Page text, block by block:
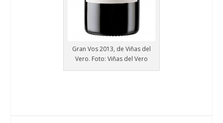
Gran Vos 2013, de Viñas del
Vero. Foto: Viñas del Vero